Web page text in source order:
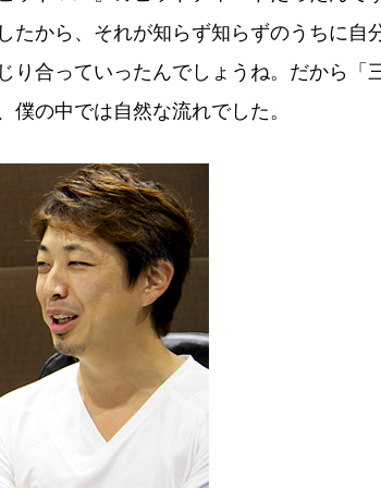
たから、それが知らず知らずのうちに自
り合っていったんでしょうね。だから「
僕の中では自然な流れでした。